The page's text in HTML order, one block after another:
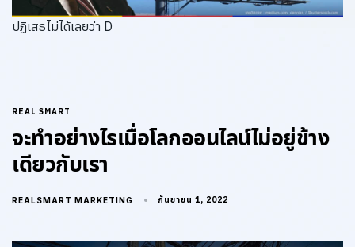
ปฏิเสธไม่ได้เลยว่า D
REAL SMART
จะทำอย่างไรเมื่อโลกออนไลน์ไม่อยู่ข้าง
เดียวกับเรา
REALSMART MARKETING กันยายน 1, 2022